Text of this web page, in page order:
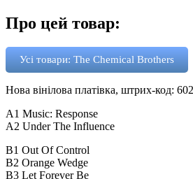
Про цей товар:
Усі товари: The Chemical Brothers
Нова вінілова платівка, штрих-код:
A1 Music: Response
A2 Under The Influence
B1 Out Of Control
B2 Orange Wedge
B3 Let Forever Be